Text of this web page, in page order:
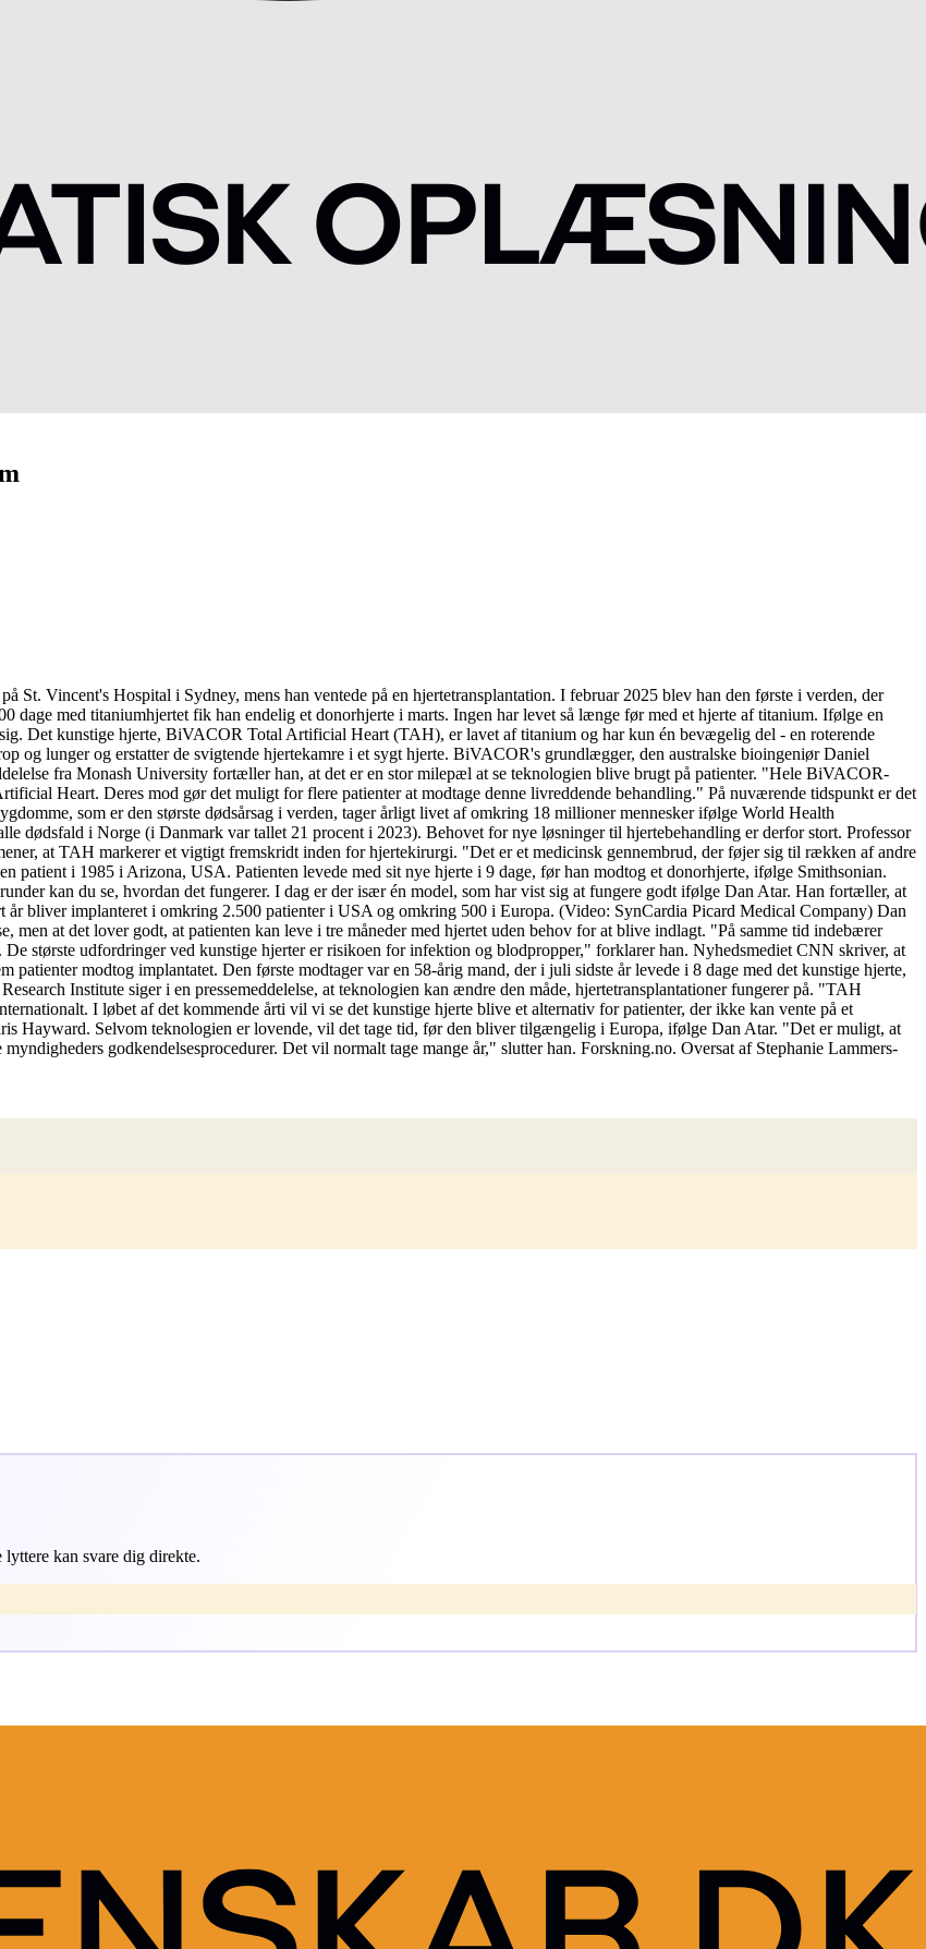
St. Vincent's Hospital i Sydney, mens han ventede på en hjertetransplantation. I februar 2025 blev han den første i verden, der
dage med titaniumhjertet fik han endelig et donorhjerte i marts. Ingen har levet så længe før med et hjerte af titanium. Ifølge en
Det kunstige hjerte, BiVACOR Total Artificial Heart (TAH), er lavet af titanium og har kun én bevægelig del - en roterende
og lunger og erstatter de svigtende hjertekamre i et sygt hjerte. BiVACOR's grundlægger, den australske bioingeniør Daniel
fra Monash University fortæller han, at det er en stor milepæl at se teknologien blive brugt på patienter. "Hele BiVACOR-
Heart. Deres mod gør det muligt for flere patienter at modtage denne livreddende behandling." På nuværende tidspunkt er det
som er den største dødsårsag i verden, tager årligt livet af omkring 18 millioner mennesker ifølge World Health
dødsfald i Norge (i Danmark var tallet 21 procent i 2023). Behovet for nye løsninger til hjertebehandling er derfor stort. Professor
at TAH markerer et vigtigt fremskridt inden for hjertekirurgi. "Det er et medicinsk gennembrud, der føjer sig til rækken af andre
patient i 1985 i Arizona, USA. Patienten levede med sit nye hjerte i 9 dage, før han modtog et donorhjerte, ifølge Smithsonian.
kan du se, hvordan det fungerer. I dag er der især én model, som har vist sig at fungere godt ifølge Dan Atar. Han fortæller, at
år bliver implanteret i omkring 2.500 patienter i USA og omkring 500 i Europa. (Video: SynCardia Picard Medical Company) Dan
men at det lover godt, at patienten kan leve i tre måneder med hjertet uden behov for at blive indlagt. "På samme tid indebærer
største udfordringer ved kunstige hjerter er risikoen for infektion og blodpropper," forklarer han. Nyhedsmediet CNN skriver, at
modtog implantatet. Den første modtager var en 58-årig mand, der i juli sidste år levede i 8 dage med det kunstige hjerte,
Institute siger i en pressemeddelelse, at teknologien kan ændre den måde, hjertetransplantationer fungerer på. "TAH
I løbet af det kommende årti vil vi se det kunstige hjerte blive et alternativ for patienter, der ikke kan vente på et
Hayward. Selvom teknologien er lovende, vil det tage tid, før den bliver tilgængelig i Europa, ifølge Dan Atar. "Det er muligt, at
godkendelsesprocedurer. Det vil normalt tage mange år," slutter han. Forskning.no. Oversat af Stephanie Lammers-
kan svare dig direkte.